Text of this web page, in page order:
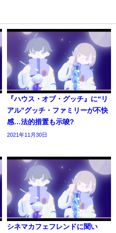
『ハウス・オブ・グッチ』に“リ
アル”グッチ・ファミリーが不快
感…法的措置も示唆?
2021年11月30日
シネマカフェフレンドに聞い